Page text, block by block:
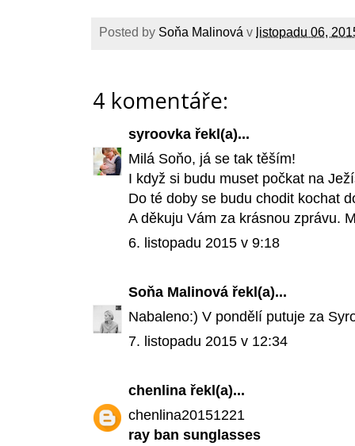
Posted by Soňa Malinová v listopadu 06,
4 komentáře:
syroovka řekl(a)...
Milá Soňo, já se tak těším!
I když si budu muset počkat na
Do té doby se budu chodit kochat
A děkuju Vám za krásnou zprávu.
6. listopadu 2015 v 9:18
Soňa Malinová řekl(a)...
Nabaleno:) V pondělí putuje za
7. listopadu 2015 v 12:34
chenlina řekl(a)...
chenlina20151221
ray ban sunglasses